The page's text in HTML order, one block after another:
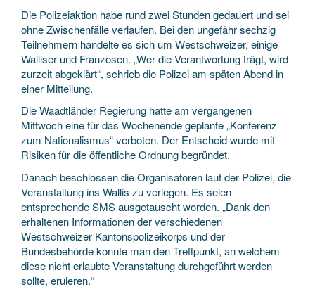
Die Polizeiaktion habe rund zwei Stunden gedauert und sei
ohne Zwischenfälle verlaufen. Bei den ungefähr sechzig
Teilnehmern handelte es sich um Westschweizer, einige
Walliser und Franzosen. „Wer die Verantwortung trägt, wird
zurzeit abgeklärt“, schrieb die Polizei am späten Abend in
einer Mitteilung.
Die Waadtländer Regierung hatte am vergangenen
Mittwoch eine für das Wochenende geplante „Konferenz
zum Nationalismus“ verboten. Der Entscheid wurde mit
Risiken für die öffentliche Ordnung begründet.
Danach beschlossen die Organisatoren laut der Polizei, die
Veranstaltung ins Wallis zu verlegen. Es seien
entsprechende SMS ausgetauscht worden. „Dank den
erhaltenen Informationen der verschiedenen
Westschweizer Kantonspolizeikorps und der
Bundesbehörde konnte man den Treffpunkt, an welchem
diese nicht erlaubte Veranstaltung durchgeführt werden
sollte, eruieren.“